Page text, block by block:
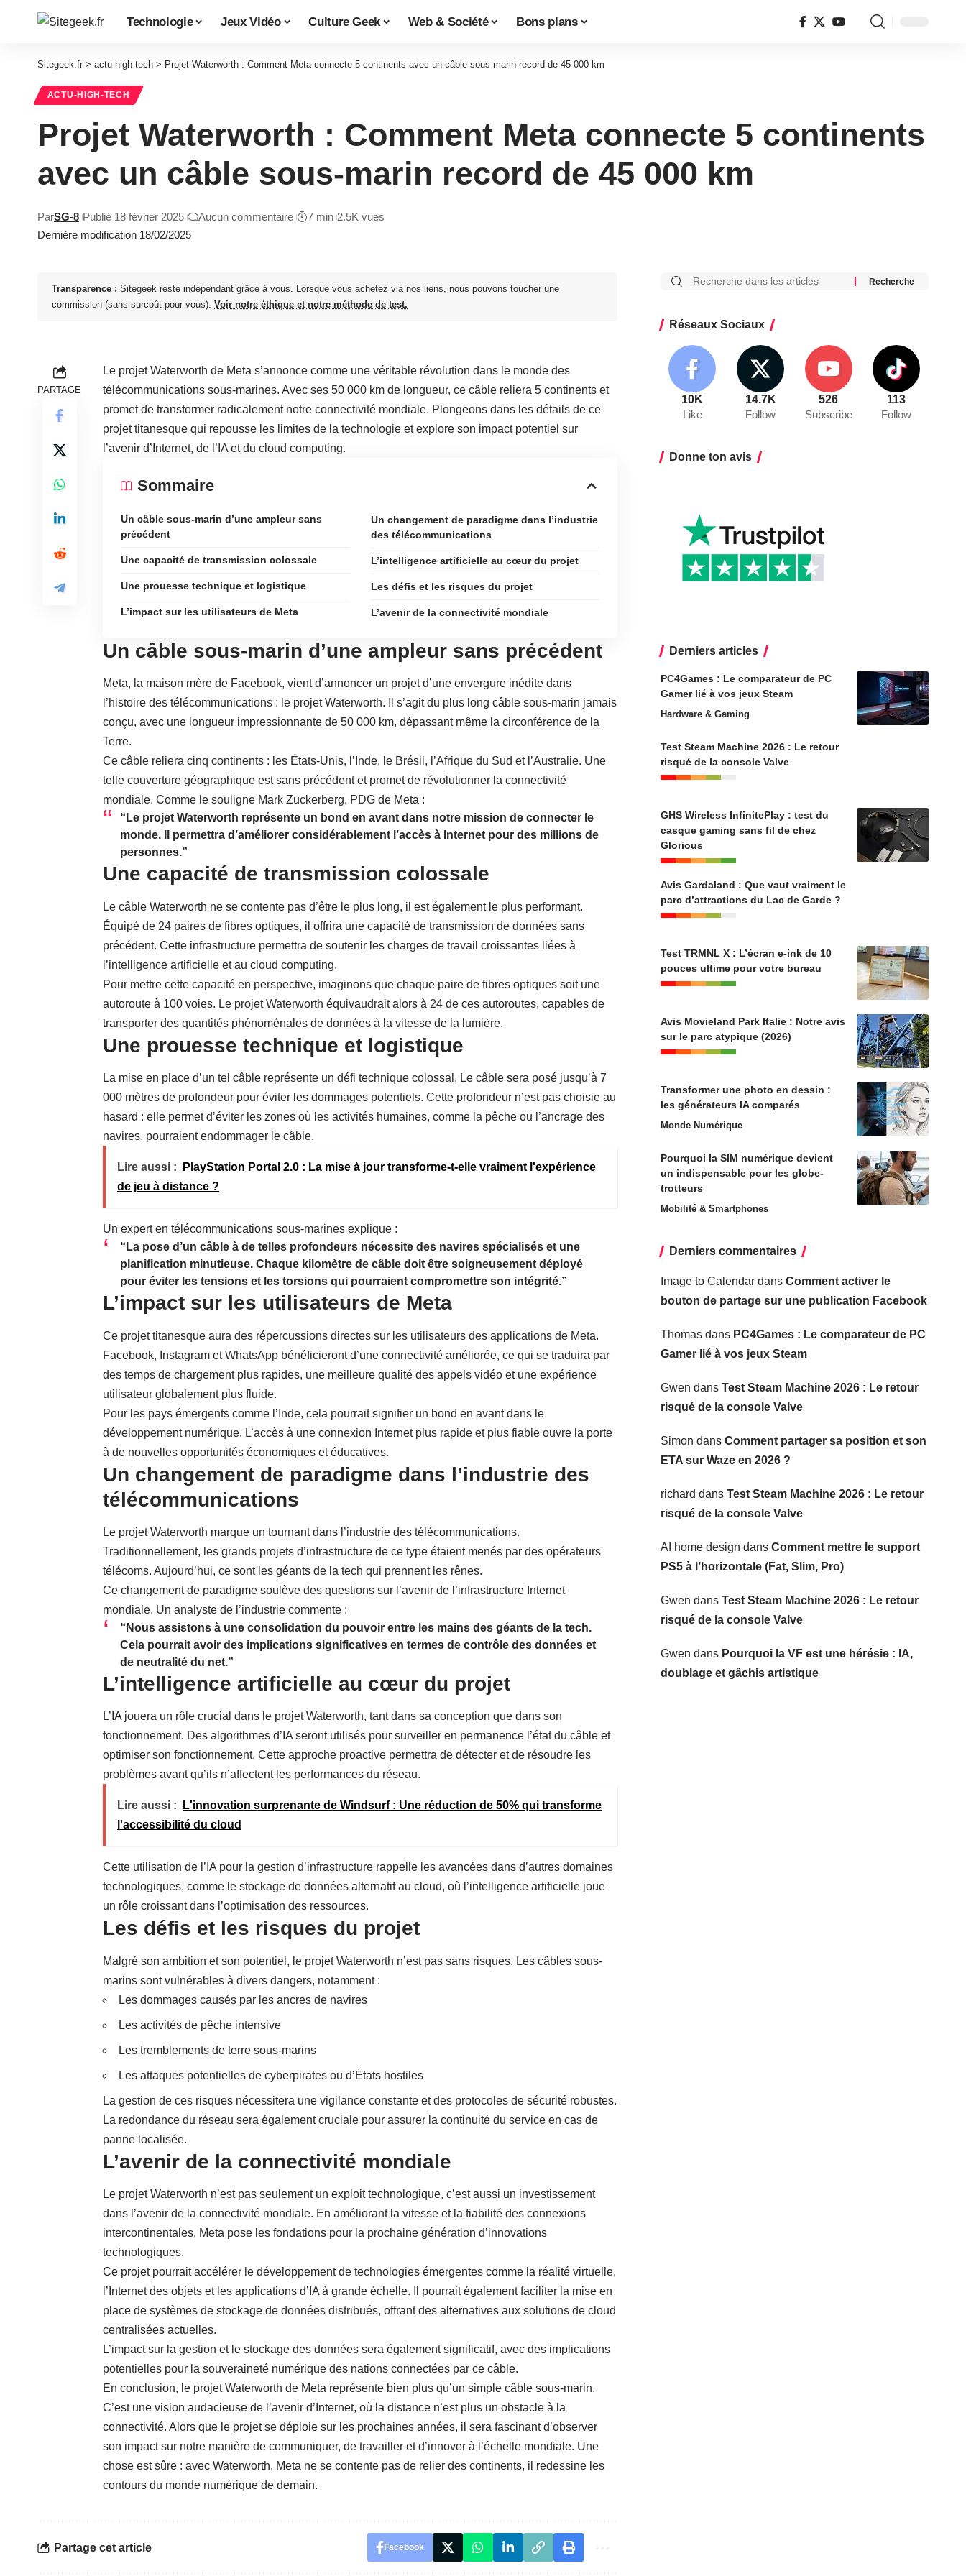
Technologie Jeux Vidéo Culture Geek Web & Société Bons plans
Sitegeek.fr > actu-high-tech > Projet Waterworth : Comment Meta connecte 5 continents avec un câble sous-marin record de 45 000 km
ACTU-HIGH-TECH
Projet Waterworth : Comment Meta connecte 5 continents
avec un câble sous-marin record de 45 000 km
Dernière modification 18/02/2025
ParSG-8 Publié 18 février 2025 Aucun commentaire 7 min 2.5K vues
Transparence : Sitegeek reste indépendant grâce à vous. Lorsque vous achetez via nos liens, nous pouvons toucher une
commission (sans surcoût pour vous). Voir notre éthique et notre méthode de test.
PARTAGE
Le projet Waterworth de Meta s’annonce comme une véritable révolution dans le monde des
télécommunications sous-marines. Avec ses 50 000 km de longueur, ce câble reliera 5 continents et
promet de transformer radicalement notre connectivité mondiale. Plongeons dans les détails de ce
projet titanesque qui repousse les limites de la technologie et explore son impact potentiel sur
l’avenir d’Internet, de l’IA et du cloud computing.
Sommaire
Un câble sous-marin d’une ampleur sans
précédent
Une capacité de transmission colossale
Une prouesse technique et logistique
L’impact sur les utilisateurs de Meta
Un changement de paradigme dans l’industrie
des télécommunications
L’intelligence artificielle au cœur du projet
Les défis et les risques du projet
L’avenir de la connectivité mondiale
Un câble sous-marin d’une ampleur sans précédent
Meta, la maison mère de Facebook, vient d’annoncer un projet d’une envergure inédite dans
l’histoire des télécommunications : le projet Waterworth. Il s’agit du plus long câble sous-marin jamais
conçu, avec une longueur impressionnante de 50 000 km, dépassant même la circonférence de la
Terre.
Ce câble reliera cinq continents : les États-Unis, l’Inde, le Brésil, l’Afrique du Sud et l’Australie. Une
telle couverture géographique est sans précédent et promet de révolutionner la connectivité
mondiale. Comme le souligne Mark Zuckerberg, PDG de Meta :
“Le projet Waterworth représente un bond en avant dans notre mission de connecter le
monde. Il permettra d’améliorer considérablement l’accès à Internet pour des millions de
personnes.”
Une capacité de transmission colossale
Le câble Waterworth ne se contente pas d’être le plus long, il est également le plus performant.
Équipé de 24 paires de fibres optiques, il offrira une capacité de transmission de données sans
précédent. Cette infrastructure permettra de soutenir les charges de travail croissantes liées à
l’intelligence artificielle et au cloud computing.
Pour mettre cette capacité en perspective, imaginons que chaque paire de fibres optiques soit une
autoroute à 100 voies. Le projet Waterworth équivaudrait alors à 24 de ces autoroutes, capables de
transporter des quantités phénoménales de données à la vitesse de la lumière.
Une prouesse technique et logistique
La mise en place d’un tel câble représente un défi technique colossal. Le câble sera posé jusqu’à 7
000 mètres de profondeur pour éviter les dommages potentiels. Cette profondeur n’est pas choisie au
hasard : elle permet d’éviter les zones où les activités humaines, comme la pêche ou l’ancrage des
navires, pourraient endommager le câble.
Lire aussi :
PlayStation Portal 2.0 : La mise à jour transforme-t-elle vraiment l'expérience
de jeu à distance ?
Un expert en télécommunications sous-marines explique :
“La pose d’un câble à de telles profondeurs nécessite des navires spécialisés et une
planification minutieuse. Chaque kilomètre de câble doit être soigneusement déployé
pour éviter les tensions et les torsions qui pourraient compromettre son intégrité.”
L’impact sur les utilisateurs de Meta
Ce projet titanesque aura des répercussions directes sur les utilisateurs des applications de Meta.
Facebook, Instagram et WhatsApp bénéficieront d’une connectivité améliorée, ce qui se traduira par
des temps de chargement plus rapides, une meilleure qualité des appels vidéo et une expérience
utilisateur globalement plus fluide.
Pour les pays émergents comme l’Inde, cela pourrait signifier un bond en avant dans le
développement numérique. L’accès à une connexion Internet plus rapide et plus fiable ouvre la porte
à de nouvelles opportunités économiques et éducatives.
Un changement de paradigme dans l’industrie des
télécommunications
Le projet Waterworth marque un tournant dans l’industrie des télécommunications.
Traditionnellement, les grands projets d’infrastructure de ce type étaient menés par des opérateurs
télécoms. Aujourd’hui, ce sont les géants de la tech qui prennent les rênes.
Ce changement de paradigme soulève des questions sur l’avenir de l’infrastructure Internet
mondiale. Un analyste de l’industrie commente :
“Nous assistons à une consolidation du pouvoir entre les mains des géants de la tech.
Cela pourrait avoir des implications significatives en termes de contrôle des données et
de neutralité du net.”
L’intelligence artificielle au cœur du projet
L’IA jouera un rôle crucial dans le projet Waterworth, tant dans sa conception que dans son
fonctionnement. Des algorithmes d’IA seront utilisés pour surveiller en permanence l’état du câble et
optimiser son fonctionnement. Cette approche proactive permettra de détecter et de résoudre les
problèmes avant qu’ils n’affectent les performances du réseau.
Lire aussi :
L'innovation surprenante de Windsurf : Une réduction de 50% qui transforme
l'accessibilité du cloud
Cette utilisation de l’IA pour la gestion d’infrastructure rappelle les avancées dans d’autres domaines
technologiques, comme le stockage de données alternatif au cloud, où l’intelligence artificielle joue
un rôle croissant dans l’optimisation des ressources.
Les défis et les risques du projet
Malgré son ambition et son potentiel, le projet Waterworth n’est pas sans risques. Les câbles sous-
marins sont vulnérables à divers dangers, notamment :
Les dommages causés par les ancres de navires
Les activités de pêche intensive
Les tremblements de terre sous-marins
Les attaques potentielles de cyberpirates ou d’États hostiles
La gestion de ces risques nécessitera une vigilance constante et des protocoles de sécurité robustes.
La redondance du réseau sera également cruciale pour assurer la continuité du service en cas de
panne localisée.
L’avenir de la connectivité mondiale
Le projet Waterworth n’est pas seulement un exploit technologique, c’est aussi un investissement
dans l’avenir de la connectivité mondiale. En améliorant la vitesse et la fiabilité des connexions
intercontinentales, Meta pose les fondations pour la prochaine génération d’innovations
technologiques.
Ce projet pourrait accélérer le développement de technologies émergentes comme la réalité virtuelle,
l’Internet des objets et les applications d’IA à grande échelle. Il pourrait également faciliter la mise en
place de systèmes de stockage de données distribués, offrant des alternatives aux solutions de cloud
centralisées actuelles.
L’impact sur la gestion et le stockage des données sera également significatif, avec des implications
potentielles pour la souveraineté numérique des nations connectées par ce câble.
En conclusion, le projet Waterworth de Meta représente bien plus qu’un simple câble sous-marin.
C’est une vision audacieuse de l’avenir d’Internet, où la distance n’est plus un obstacle à la
connectivité. Alors que le projet se déploie sur les prochaines années, il sera fascinant d’observer
son impact sur notre manière de communiquer, de travailler et d’innover à l’échelle mondiale. Une
chose est sûre : avec Waterworth, Meta ne se contente pas de relier des continents, il redessine les
contours du monde numérique de demain.
Partage cet article Facebook
Réseaux Sociaux
10K
Like
14.7K
Follow
526
Subscribe
113
Follow
Donne ton avis
Derniers articles
PC4Games : Le comparateur de PC
Gamer lié à vos jeux Steam
Hardware & Gaming
Test Steam Machine 2026 : Le retour
risqué de la console Valve
GHS Wireless InfinitePlay : test du
casque gaming sans fil de chez
Glorious
Avis Gardaland : Que vaut vraiment le
parc d’attractions du Lac de Garde ?
Test TRMNL X : L’écran e-ink de 10
pouces ultime pour votre bureau
Avis Movieland Park Italie : Notre avis
sur le parc atypique (2026)
Transformer une photo en dessin :
les générateurs IA comparés
Monde Numérique
Pourquoi la SIM numérique devient
un indispensable pour les globe-
trotteurs
Mobilité & Smartphones
Derniers commentaires
Image to Calendardans Comment activer le
bouton de partage sur une publication Facebook
Thomasdans PC4Games : Le comparateur de PC
Gamer lié à vos jeux Steam
Gwen dans Test Steam Machine 2026 : Le retour
risqué de la console Valve
Simon dans Comment partager sa position et son
ETA sur Waze en 2026 ?
richard dans Test Steam Machine 2026 : Le retour
risqué de la console Valve
AI home design dans Comment mettre le support
PS5 à l’horizontale (Fat, Slim, Pro)
Gwen dans Test Steam Machine 2026 : Le retour
risqué de la console Valve
Gwen dans Pourquoi la VF est une hérésie : IA,
doublage et gâchis artistique